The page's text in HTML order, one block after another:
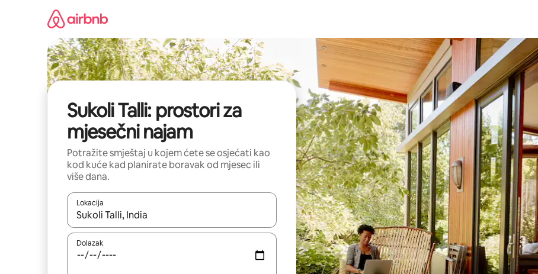
Sukoli Talli: prostori za
mjesečni najam
Potražite smještaj u kojem ćete se osjećati kao
kod kuće kad planirate boravak od mjesec ili
više dana.
Lokacija
Kada budu dostupni rezultati, moći ćete ih pregledati koristeći se strelicama prema gore i prema dolje, kao i dodirom ili
Dolazak